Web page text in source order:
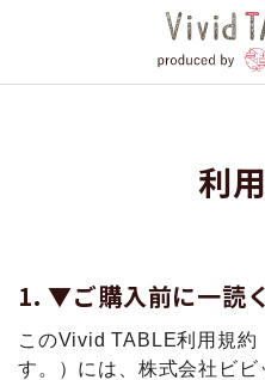
利
▼ご購⼊前に⼀読
このVivid TABLE利⽤規約
す。）には、株式会社ビ